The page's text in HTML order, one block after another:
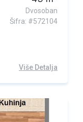
Dvosoban
Šifra: #572104
Više Detalja